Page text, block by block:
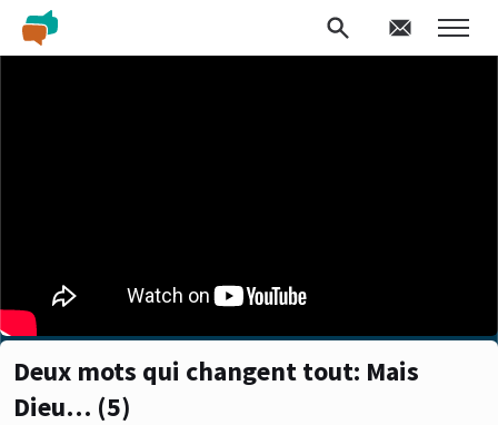
Deux mots qui changent tout: Mais
Dieu… (5)